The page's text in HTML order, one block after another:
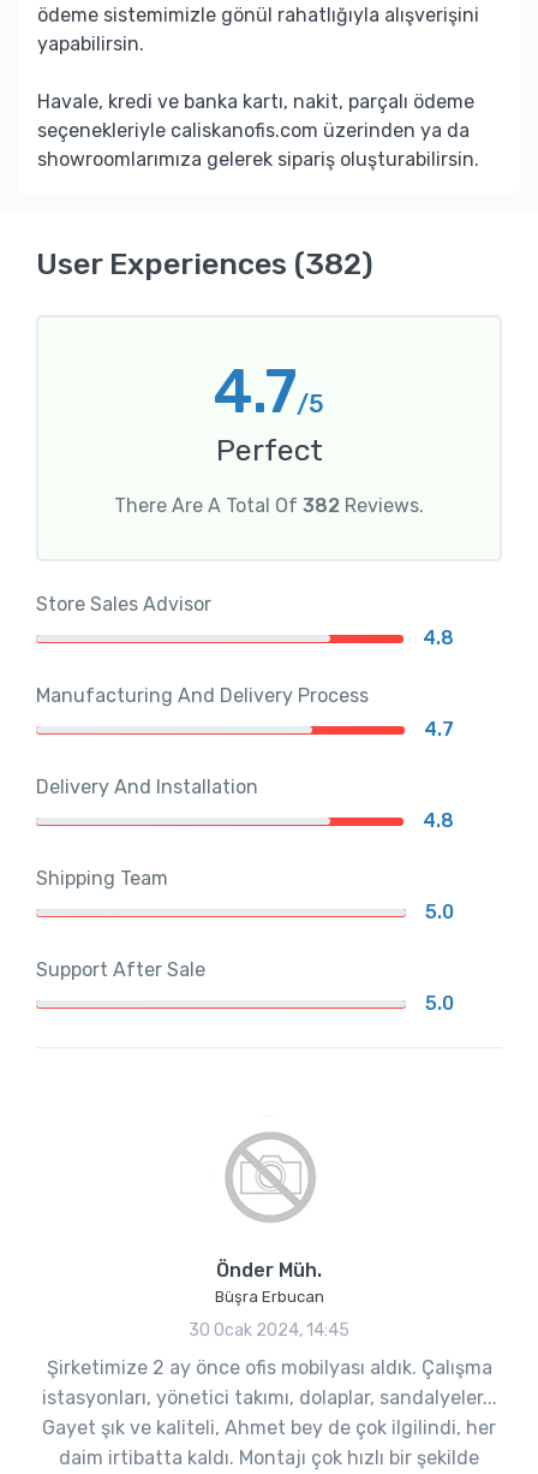
ödeme sistemimizle gönül rahatlığıyla alışverişini
yapabilirsin.
Havale, kredi ve banka kartı, nakit, parçalı ödeme
seçenekleriyle caliskanofis.com üzerinden ya da
showroomlarımıza gelerek sipariş oluşturabilirsin.
User Experiences (382)
4.7/5
Perfect
There Are A Total Of 382 Reviews.
Store Sales Advisor
4.8
Manufacturing And Delivery Process
4.7
Delivery And Installation
4.8
Shipping Team
5.0
Support After Sale
5.0
Önder Müh.
Büşra Erbucan
30 Ocak 2024, 14:45
Şirketimize 2 ay önce ofis mobilyası aldık. Çalışma
istasyonları, yönetici takımı, dolaplar, sandalyeler...
Gayet şık ve kaliteli, Ahmet bey de çok ilgilindi, her
daim irtibatta kaldı. Montajı çok hızlı bir şekilde